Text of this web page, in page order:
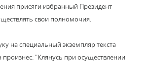
присяги избранный Президент
свои полномочия.
на специальный экземпляр текста
произнес: "Клянусь при осуществлении